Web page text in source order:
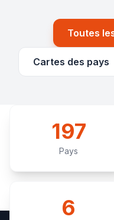
Toutes
Cartes des pays
197
Pays
6